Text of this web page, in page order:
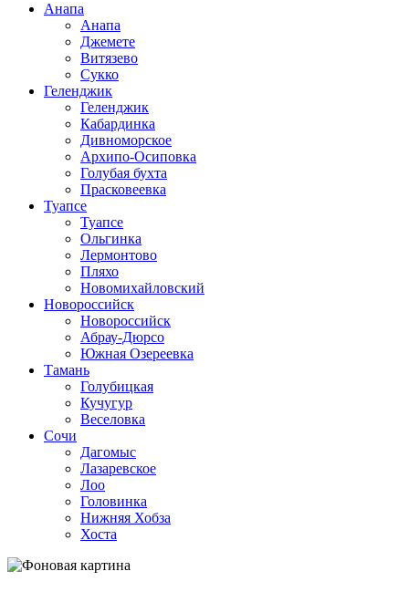
Анапа
Анапа
Джемете
Витязево
Сукко
Геленджик
Геленджик
Кабардинка
Дивноморское
Архипо-Осиповка
Голубая бухта
Прасковеевка
Туапсе
Туапсе
Ольгинка
Лермонтово
Пляхо
Новомихайловский
Новороссийск
Новороссийск
Абрау-Дюрсо
Южная Озереевка
Тамань
Голубицкая
Кучугур
Веселовка
Сочи
Дагомыс
Лазаревское
Лоо
Головинка
Нижняя Хобза
Хоста